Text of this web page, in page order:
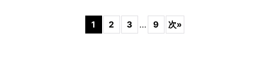
1 2 3 ... 9 次»